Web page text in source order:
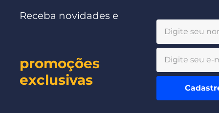
Receba novidades e
promoções
exclusivas